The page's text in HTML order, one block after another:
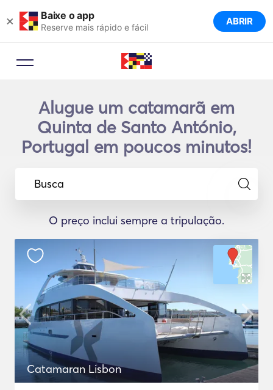
× Baixe o app
Reserve mais rápido e fácil ABRIR
Alugue um catamarã em
Quinta de Santo António,
Portugal em poucos minutos!
Busca
O preço inclui sempre a tripulação.
Catamaran Lisbon